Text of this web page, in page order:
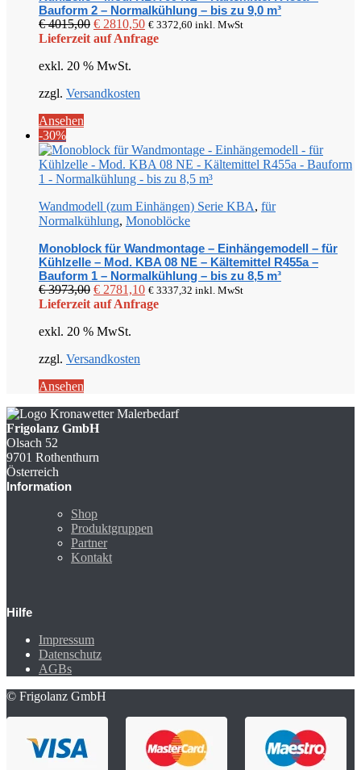
Bauform 2 – Normalkühlung – bis zu 9,0 m³
€4015,00 Ursprünglicher
Preis
€ 4015,00
€ 2810,50Aktueller
Preis
€ 3372,60 inkl. MwSt
Lieferzeit auf Anfrage
exkl. 20 % MwSt.
zzgl. Versandkosten
Ansehen
-30%
Wandmodell (zum Einhängen) Serie KBA, für
Normalkühlung, Monoblöcke
Monoblock für Wandmontage – Einhängemodell – für
Kühlzelle – Mod. KBA 08 NE – Kältemittel R455a –
Bauform 1 – Normalkühlung – bis zu 8,5 m³
€3973,00 Ursprünglicher
Preis
€ 3973,00
€ 2781,10Aktueller
Preis
€ 3337,32 inkl. MwSt
Lieferzeit auf Anfrage
exkl. 20 % MwSt.
zzgl. Versandkosten
Ansehen
Frigolanz GmbH
Olsach 52
9701 Rothenthurn
Österreich
Information
Shop
Produktgruppen
Partner
Kontakt
Hilfe
Impressum
Datenschutz
AGBs
© Frigolanz GmbH